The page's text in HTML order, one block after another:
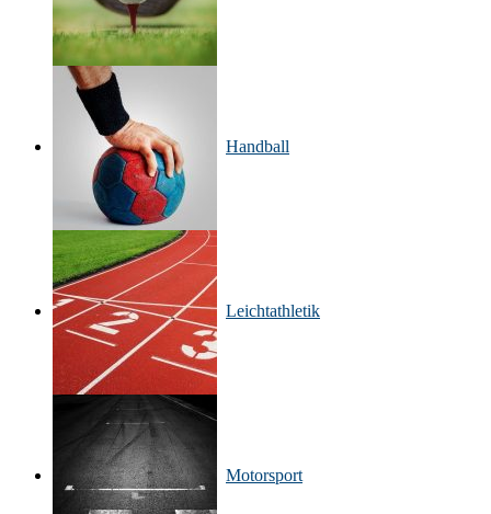
Handball
Leichtathletik
Motorsport